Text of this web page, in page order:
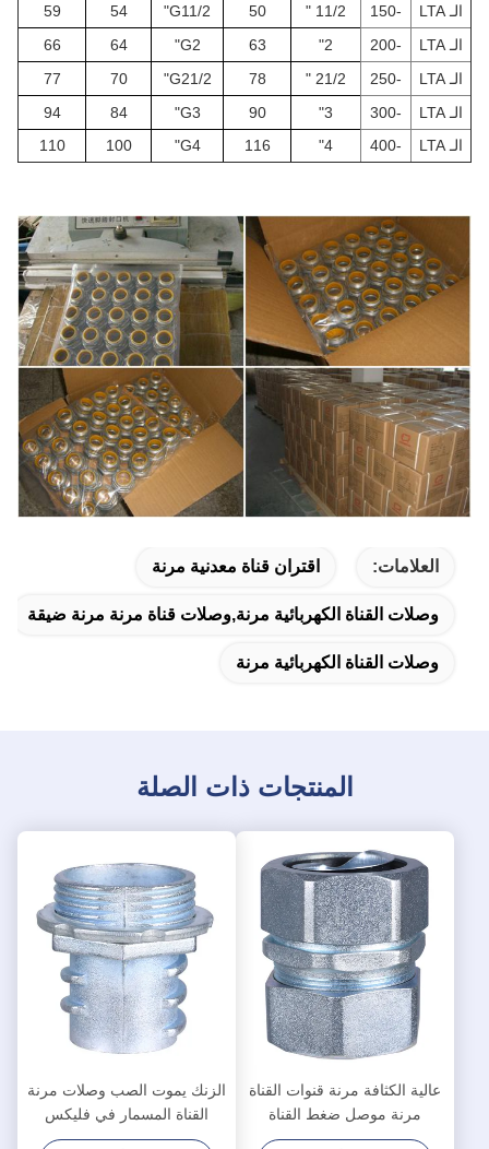
الـ LTA
-150
11/2 "
50
G11/2"
54
59
الـ LTA
-200
2"
63
G2"
64
66
الـ LTA
-250
21/2 "
78
G21/2"
70
77
الـ LTA
-300
3"
90
G3"
84
94
الـ LTA
-400
4"
116
G4"
100
110
العلامات: اقتران قناة معدنية مرنة
وصلات القناة الكهربائية مرنة,وصلات قناة مرنة مرنة ضيقة
وصلات القناة الكهربائية مرنة
المنتجات ذات الصلة
عالية الكثافة مرنة قنوات القناة
مرنة موصل ضغط القناة
الزنك يموت الصب وصلات مرنة
القناة المسمار في فليكس
موصلات مصقول